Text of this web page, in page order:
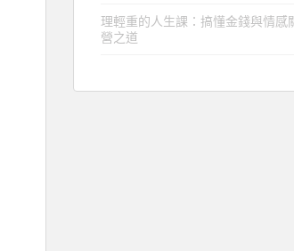
理輕重的人生課：搞懂金錢與情感
營之道